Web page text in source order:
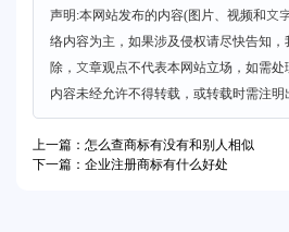
声明:本网站发布的内容(图片、视频和文
络内容为主，如果涉及侵权请尽快告知
除，文章观点不代表本网站立场，如需
内容未经允许不得转载，或转载时需注明
上一篇：怎么查商标有没有和别人相似
下一篇：企业注册商标有什么好处